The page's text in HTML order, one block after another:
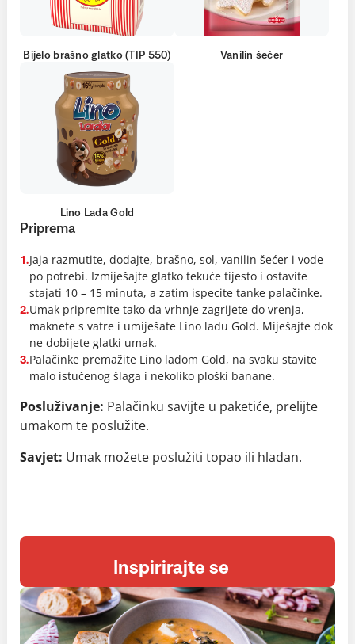
Bijelo brašno glatko (TIP 550) Vanilin šećer
Lino Lada Gold
Priprema
1.Jaja razmutite, dodajte, brašno, sol, vanilin šećer i vode
po potrebi. Izmiješajte glatko tekuće tijesto i ostavite
stajati 10 – 15 minuta, a zatim ispecite tanke palačinke.
2.Umak pripremite tako da vrhnje zagrijete do vrenja,
maknete s vatre i umiješate Lino ladu Gold. Miješajte dok
ne dobijete glatki umak.
3.Palačinke premažite Lino ladom Gold, na svaku stavite
malo istučenog šlaga i nekoliko ploški banane.
Posluživanje: Palačinku savijte u paketiće, prelijte
umakom te poslužite.
Savjet: Umak možete poslužiti topao ili hladan.
Inspirirajte se